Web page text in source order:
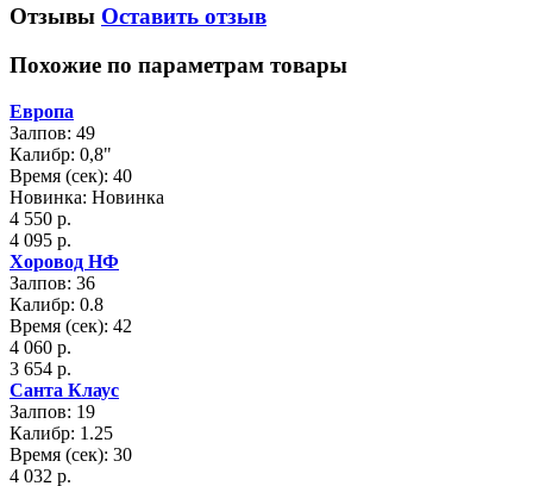
Отзывы Оставить отзыв
Похожие по параметрам товары
Европа
Залпов: 49
Калибр: 0,8"
Время (сек): 40
Новинка: Новинка
4 550 р.
4 095 р.
Хоровод НФ
Залпов: 36
Калибр: 0.8
Время (сек): 42
4 060 р.
3 654 р.
Санта Клаус
Залпов: 19
Калибр: 1.25
Время (сек): 30
4 032 р.